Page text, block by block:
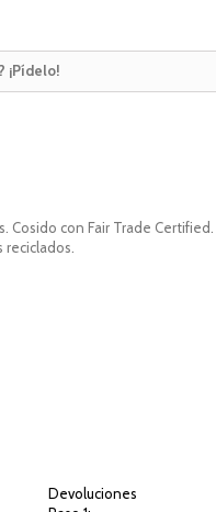
¡Pídelo!
con Fair Trade
reciclados.
Devoluciones